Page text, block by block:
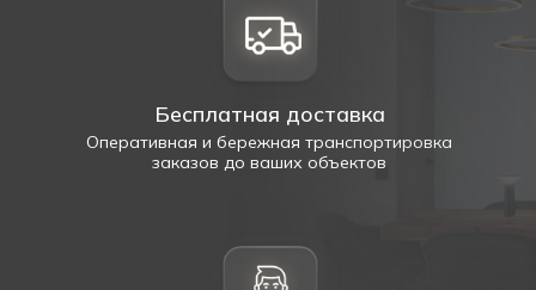
Бесплатная доставка
Оперативная и бережная транспортировка
заказов до ваших объектов